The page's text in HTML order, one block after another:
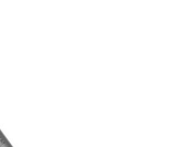
01467